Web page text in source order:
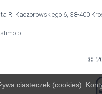
R. Kaczorowskiego 6, 38-400
©
ciasteczek (cookies).